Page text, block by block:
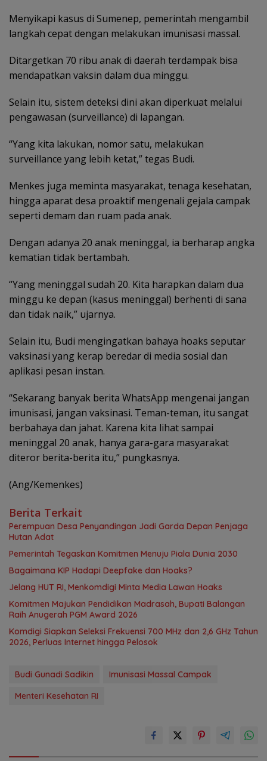
Menyikapi kasus di Sumenep, pemerintah mengambil
langkah cepat dengan melakukan imunisasi massal.
Ditargetkan 70 ribu anak di daerah terdampak bisa
mendapatkan vaksin dalam dua minggu.
Selain itu, sistem deteksi dini akan diperkuat melalui
pengawasan (surveillance) di lapangan.
“Yang kita lakukan, nomor satu, melakukan
surveillance yang lebih ketat,” tegas Budi.
Menkes juga meminta masyarakat, tenaga kesehatan,
hingga aparat desa proaktif mengenali gejala campak
seperti demam dan ruam pada anak.
Dengan adanya 20 anak meninggal, ia berharap angka
kematian tidak bertambah.
“Yang meninggal sudah 20. Kita harapkan dalam dua
minggu ke depan (kasus meninggal) berhenti di sana
dan tidak naik,” ujarnya.
Selain itu, Budi mengingatkan bahaya hoaks seputar
vaksinasi yang kerap beredar di media sosial dan
aplikasi pesan instan.
“Sekarang banyak berita WhatsApp mengenai jangan
imunisasi, jangan vaksinasi. Teman-teman, itu sangat
berbahaya dan jahat. Karena kita lihat sampai
meninggal 20 anak, hanya gara-gara masyarakat
diteror berita-berita itu,” pungkasnya.
(Ang/Kemenkes)
Berita Terkait
Perempuan Desa Penyandingan Jadi Garda Depan Penjaga
Hutan Adat
Pemerintah Tegaskan Komitmen Menuju Piala Dunia 2030
Bagaimana KIP Hadapi Deepfake dan Hoaks?
Jelang HUT RI, Menkomdigi Minta Media Lawan Hoaks
Komitmen Majukan Pendidikan Madrasah, Bupati Balangan
Raih Anugerah PGM Award 2026
Komdigi Siapkan Seleksi Frekuensi 700 MHz dan 2,6 GHz Tahun
2026, Perluas Internet hingga Pelosok
Budi Gunadi Sadikin
Imunisasi Massal Campak
Menteri Kesehatan RI